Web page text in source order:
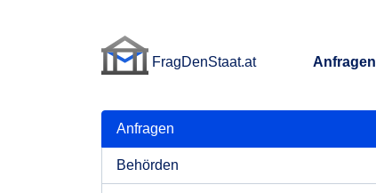
FragDenStaat.at
Anfragen
Anfragen
Behörden